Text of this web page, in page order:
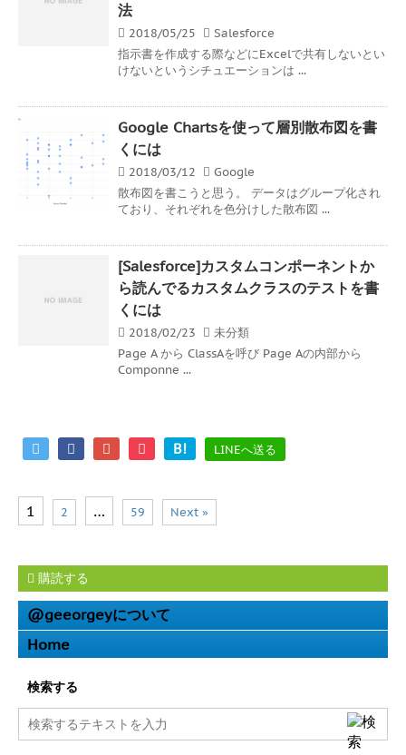
法
2018/05/25
Salesforce
指示書を作成する際などにExcelで共有しないとい
けないというシチュエーションは ...
Google Chartsを使って層別散布図を書
くには
2018/03/12
Google
散布図を書こうと思う。 データはグループ化され
ており、それぞれを色分けした散布図 ...
[Salesforce]カスタムコンポーネントか
ら読んでるカスタムクラスのテストを書
くには
2018/02/23
未分類
Page A から ClassAを呼び Page Aの内部から
Componne ...
B! LINEへ送る
1 2 … 59 Next »
購読する
@geeorgeyについて
Home
検索する